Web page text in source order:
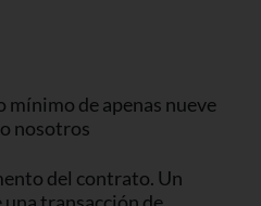
de apenas nueve
nosotros
del contrato. Un